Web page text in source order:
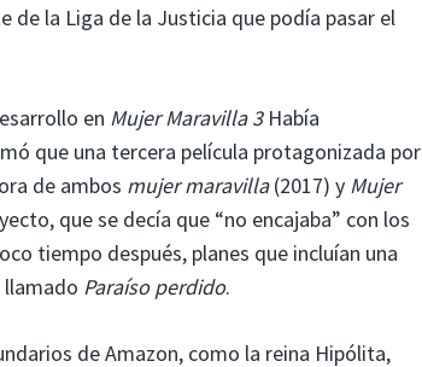
la Liga de la Justicia que podía pasar el
en Mujer Maravilla 3Había
que una tercera película protagonizada por
de ambos mujer maravilla(2017) y Mujer
que se decía que “no encajaba” con los
tiempo después, planes que incluían una
llamado Paraíso perdido.
de Amazon, como la reina Hipólita,